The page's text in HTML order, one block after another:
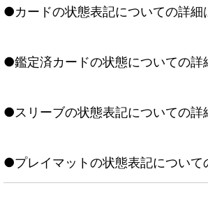
●カードの状態表記についての詳細
●鑑定済カードの状態についての詳
●スリーブの状態表記についての詳
●プレイマットの状態表記について